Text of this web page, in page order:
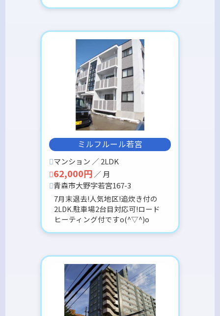
ミルフルール若宮
マンション ／ 2LDK
62,000円 ／ 月
青森市大野字若宮167-3
7月末退去!人気地区!追炊き付の
2LDK.駐車場2台目対応可!ロード
ヒーティング付ですo(^▽^)o